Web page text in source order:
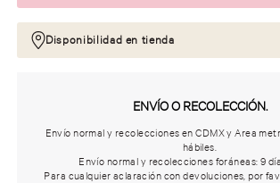
Disponibilidad en tienda
ENVÍO O RECOLECCIÓN.
Envío normal y recolecciones en CDMX y Area
hábiles.
Envío normal y recolecciones foráneas: 9
Para cualquier aclaración con devoluciones, por